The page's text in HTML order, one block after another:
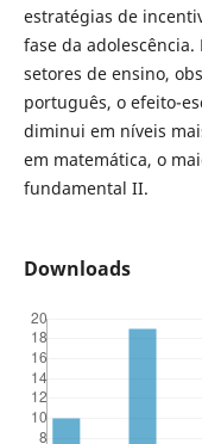
estratégias de
fase da
setores de ensino,
português, o efeito-
diminui em níveis
em matemática, o
fundamental II.
Downloads